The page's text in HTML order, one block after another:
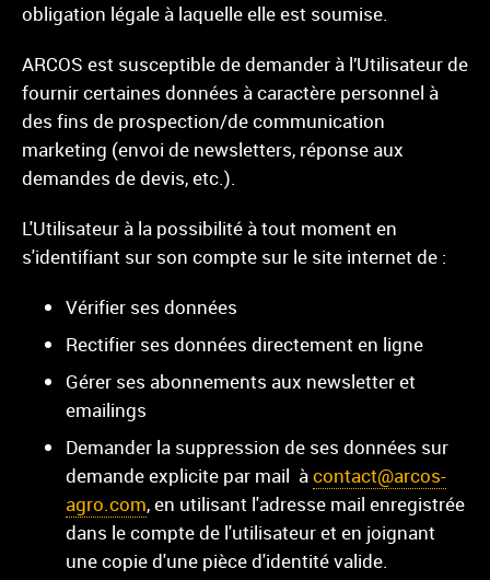
obligation légale à laquelle elle est soumise.
ARCOS est susceptible de demander à l’Utilisateur de
fournir certaines données à caractère personnel à
des fins de prospection/de communication
marketing (envoi de newsletters, réponse aux
demandes de devis, etc.).
L'Utilisateur à la possibilité à tout moment en
s'identifiant sur son compte sur le site internet de :
Vérifier ses données
Rectifier ses données directement en ligne
Gérer ses abonnements aux newsletter et
emailings
Demander la suppression de ses données sur
demande explicite par mail àcontact@arcos-
agro.com, en utilisant l'adresse mail enregistrée
dans le compte de l'utilisateur et en joignant
une copie d'une pièce d'identité valide.